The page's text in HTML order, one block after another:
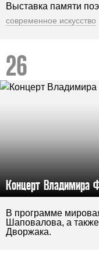
Выставка памяти
современное искусство
Концерт Владимира
В программе
Шаповалова, а
Дворжака.